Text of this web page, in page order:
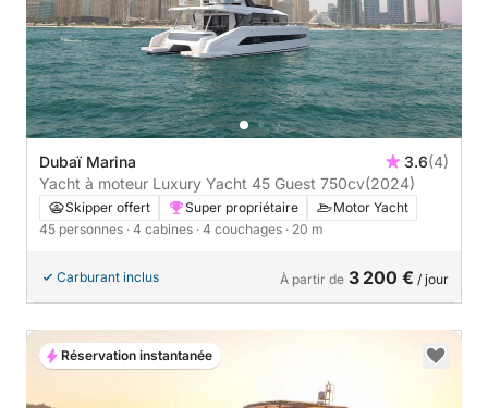
Dubaï Marina 3.6(4)
Yacht à moteur Luxury Yacht 45 Guest 750cv(2024)
Skipper offert Super propriétaire
Motor Yacht
45 personnes · 4 cabines · 4 couchages · 20 m
Carburant inclus À partir de 3 200 € / jour
Réservation instantanée